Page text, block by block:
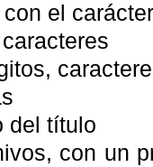
el
del título
con un